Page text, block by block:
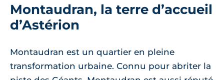
Montaudran, la terre d’accueil
d’Astérion
Montaudran est un quartier en pleine
transformation urbaine. Connu pour abriter la